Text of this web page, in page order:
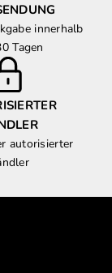
innerhalb
Tagen
autorisierter